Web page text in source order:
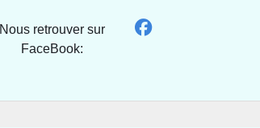
Nous retrouver sur
FaceBook: